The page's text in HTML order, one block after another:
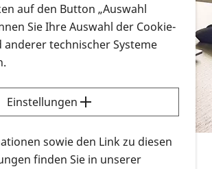
in verschiedenen
Ort
wie Sie nach Infonmaterial
bestellen bzw. herunterladen
Sie sich dieErklärvideos zum
auf der PRO RETINA-Website
Menschen an.
auf den Button „Auswahl
Sie Ihre Auswahl der Cookie-
anderer technischer Systeme
Einstellungen
sowie den Link zu diesen
finden Sie in unserer